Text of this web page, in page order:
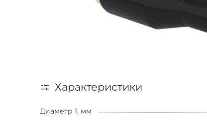
Характеристики
Диаметр 1, мм